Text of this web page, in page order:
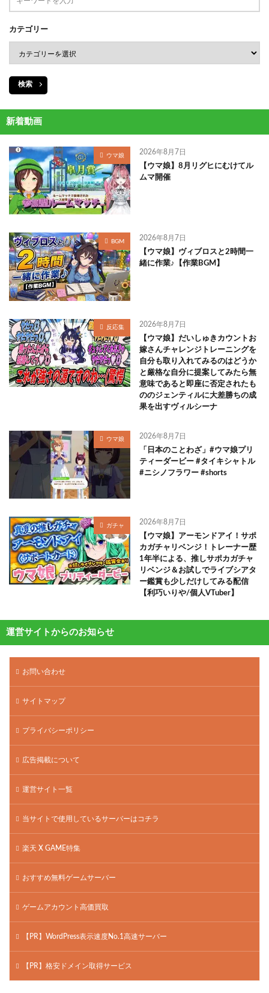
カテゴリー
検索
新着動画
ウマ娘 2026年8月7日
【ウマ娘】8月リグヒにむけてル
ムマ開催
BGM 2026年8月7日
【ウマ娘】ヴィブロスと2時間一
緒に作業♪【作業BGM】
反応集 2026年8月7日
【ウマ娘】だいしゅきカウントお
嫁さんチャレンジトレーニングを
自分も取り入れてみるのはどうか
と厳格な自分に提案してみたら無
意味であると即座に否定されたも
ののジェンティルに大差勝ちの成
果を出すヴィルシーナ
ウマ娘 2026年8月7日
「日本のことわざ」#ウマ娘プリ
ティーダービー #タイキシャトル
#ニシノフラワー #shorts
ガチャ 2026年8月7日
【ウマ娘】アーモンドアイ！サポ
カガチャリベンジ！トレーナー歴
1年半による、推しサポカガチャ
リベンジ＆お試しでライブシアタ
ー鑑賞も少しだけしてみる配信
【利巧いりや/個人VTuber】
運営サイトからのお知らせ
お問い合わせ
サイトマップ
プライバシーポリシー
広告掲載について
運営サイト一覧
当サイトで使用しているサーバーはコチラ
楽天 X GAME特集
おすすめ無料ゲームサーバー
ゲームアカウント高価買取
【PR】WordPress表示速度No.1高速サーバー
【PR】格安ドメイン取得サービス